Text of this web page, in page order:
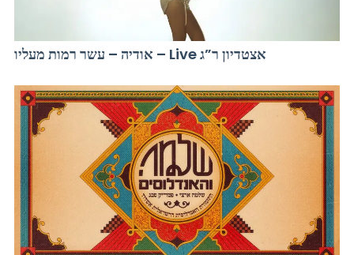
אודיה – עשר רמות מעליו – Live אצטדיון ר”ג